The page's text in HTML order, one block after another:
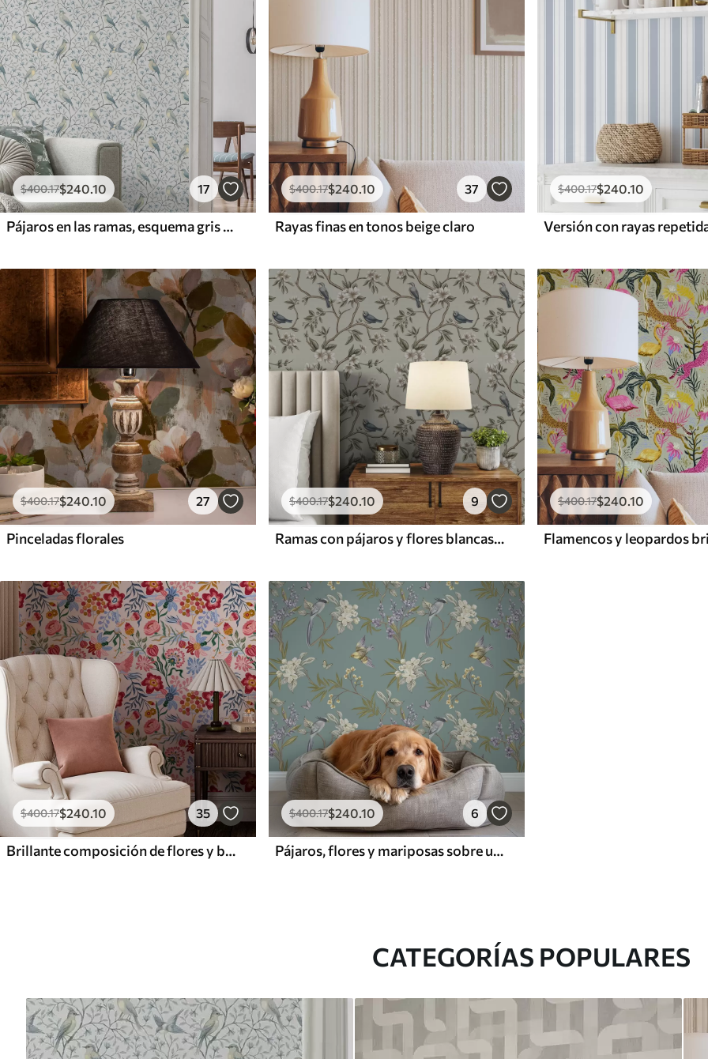
$400.17$240.10 17
Pájaros en las ramas, esquema gris azulado
$400.17$240.10 37
Rayas finas en tonos beige claro
$400.17$240.10
$400.17$240.10 27
Pinceladas florales
$400.17$240.10 9
Ramas con pájaros y flores blancas sobre un fondo delicado
$400.17$240.10
$400.17$240.10 35
Brillante composición de flores y bayas con loros
$400.17$240.10 6
Pájaros, flores y mariposas sobre un fondo azul grisáceo
CATEGORÍAS POPULARES